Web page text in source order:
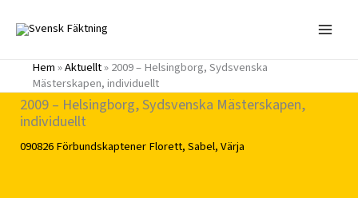
innehåll
Hem»Aktuellt»2009 – Helsingborg, Sydsvenska
Mästerskapen, individuellt
2009 – Helsingborg, Sydsvenska Mästerskapen,
individuellt
090826FörbundskaptenerFlorett,Sabel,Värja